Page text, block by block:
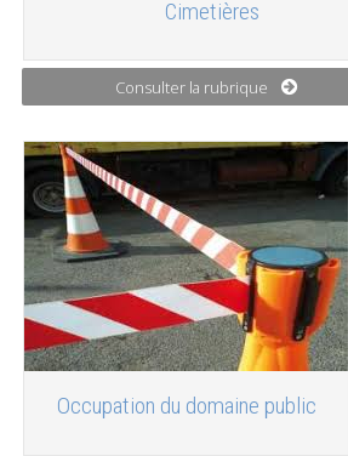
Cimetières
Consulter la rubrique
Occupation du domaine public